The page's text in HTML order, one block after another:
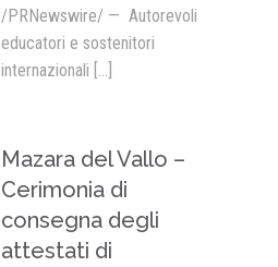
/PRNewswire/ — Autorevoli
educatori e sostenitori
internazionali [...]
Mazara del Vallo –
Cerimonia di
consegna degli
attestati di